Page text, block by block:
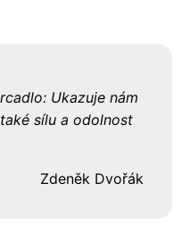
Ukazuje nám
sílu a odolnost
Zdeněk Dvořák